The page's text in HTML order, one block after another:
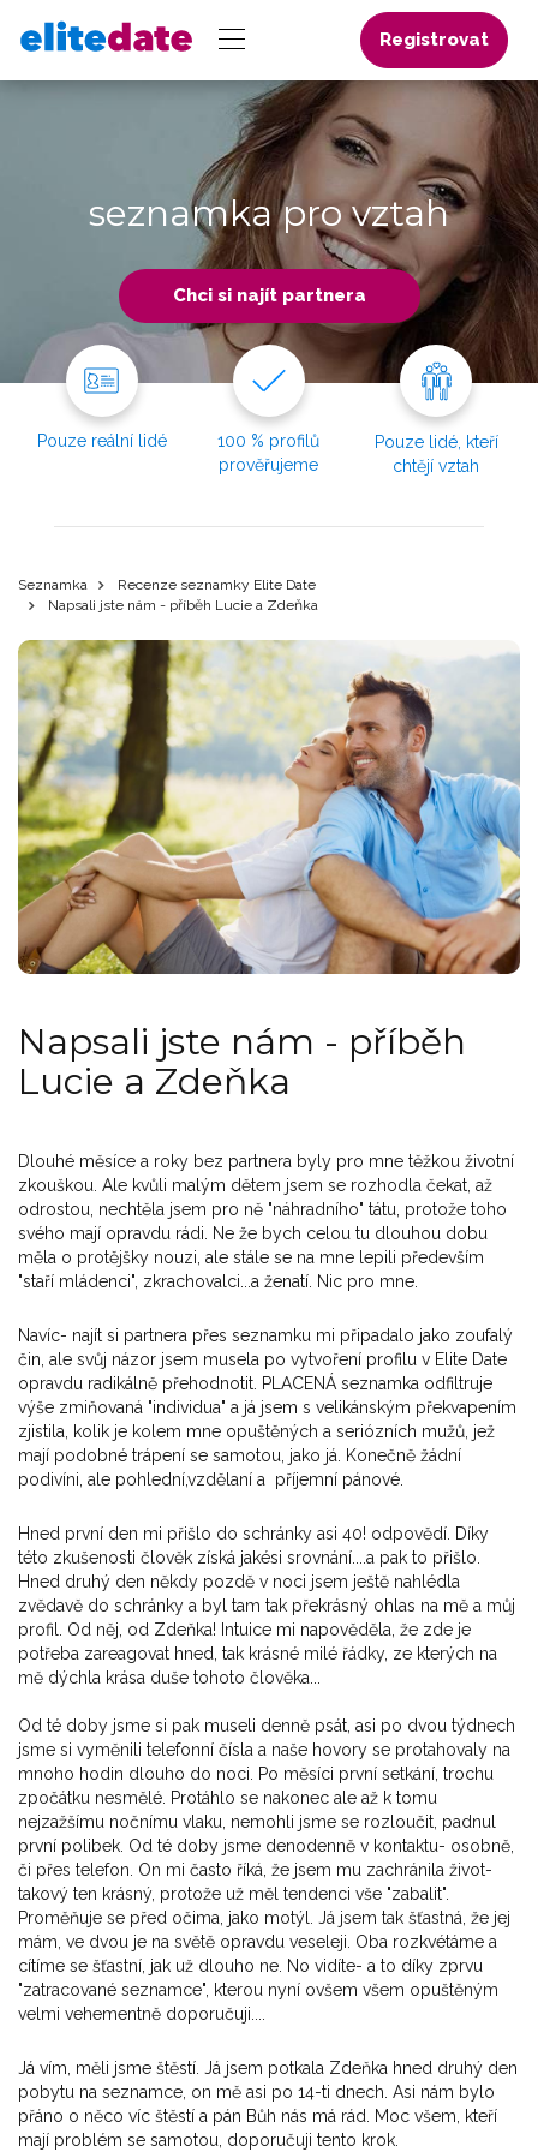
Registrovat
seznamka pro vztah
Chci si najít partnera
Pouze reální lidé
100 % profilů
prověřujeme
Pouze lidé, kteří
chtějí vztah
Seznamka
Recenze seznamky Elite Date
Napsali jste nám - příběh Lucie a Zdeňka
Napsali jste nám - příběh
Lucie a Zdeňka
Dlouhé měsíce a roky bez partnera byly pro mne těžkou životní
zkouškou. Ale kvůli malým dětem jsem se rozhodla čekat, až
odrostou, nechtěla jsem pro ně "náhradního" tátu, protože toho
svého mají opravdu rádi. Ne že bych celou tu dlouhou dobu
měla o protějšky nouzi, ale stále se na mne lepili především
"staří mládenci", zkrachovalci...a ženatí. Nic pro mne.
Navíc- najít si partnera přes seznamku mi připadalo jako zoufalý
čin, ale svůj názor jsem musela po vytvoření profilu v Elite Date
opravdu radikálně přehodnotit. PLACENÁ seznamka odfiltruje
výše zmiňovaná "individua" a já jsem s velikánským překvapením
zjistila, kolik je kolem mne opuštěných a seriózních mužů, jež
mají podobné trápení se samotou, jako já. Konečně žádní
podivíni, ale pohlední,vzdělaní a příjemní pánové.
Hned první den mi přišlo do schránky asi 40! odpovědí. Díky
této zkušenosti člověk získá jakési srovnání....a pak to přišlo.
Hned druhý den někdy pozdě v noci jsem ještě nahlédla
zvědavě do schránky a byl tam tak překrásný ohlas na mě a můj
profil. Od něj, od Zdeňka! Intuice mi napověděla, že zde je
potřeba zareagovat hned, tak krásné milé řádky, ze kterých na
mě dýchla krása duše tohoto člověka...
Od té doby jsme si pak museli denně psát, asi po dvou týdnech
jsme si vyměnili telefonní čísla a naše hovory se protahovaly na
mnoho hodin dlouho do noci. Po měsíci první setkání, trochu
zpočátku nesmělé. Protáhlo se nakonec ale až k tomu
nejzažšímu nočnímu vlaku, nemohli jsme se rozloučit, padnul
první polibek. Od té doby jsme denodenně v kontaktu- osobně,
či přes telefon. On mi často říká, že jsem mu zachránila život-
takový ten krásný, protože už měl tendenci vše "zabalit".
Proměňuje se před očima, jako motýl. Já jsem tak šťastná, že jej
mám, ve dvou je na světě opravdu veseleji. Oba rozkvétáme a
cítíme se šťastní, jak už dlouho ne. No vidíte- a to díky zprvu
"zatracované seznamce", kterou nyní ovšem všem opuštěným
velmi vehementně doporučuji....
Já vím, měli jsme štěstí. Já jsem potkala Zdeňka hned druhý den
pobytu na seznamce, on mě asi po 14-ti dnech. Asi nám bylo
přáno o něco víc štěstí a pán Bůh nás má rád. Moc všem, kteří
mají problém se samotou, doporučuji tento krok.